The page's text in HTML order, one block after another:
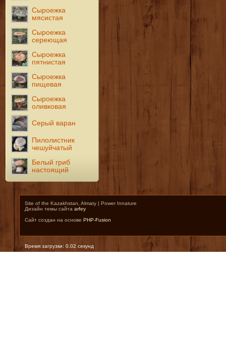
Сыроежка
мясистая
Сыроежка
сереющая
Сыроежка
пятнистая
Сыроежка
пищевая
Сыроежка
оливковая
Серый варан
Пилолистник
чешуйчатый
Белый гриб
настоящий
Site of the Kazakhstan, Almaty | Power Innature
Дизайн темы сайта arfey
Сайт создан на основе PHP-Fusion
Время загрузки: 0.02 секунд